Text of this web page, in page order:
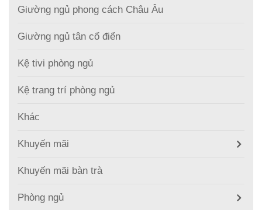
Giường ngủ phong cách Châu Âu
Giường ngủ tân cổ điển
Kệ tivi phòng ngủ
Kệ trang trí phòng ngủ
Khác
Khuyến mãi
Khuyến mãi bàn trà
Phòng ngủ